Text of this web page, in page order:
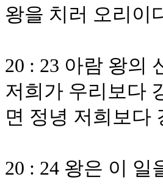
왕을 치러 오리이
20 : 23 아람 왕의
저희가 우리보다
면 정녕 저희보다
20 : 24 왕은 이